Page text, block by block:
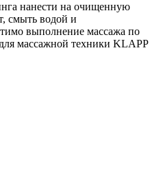
нанести на очищенную
смыть водой и
выполнение массажа по
массажной техники KLAPP